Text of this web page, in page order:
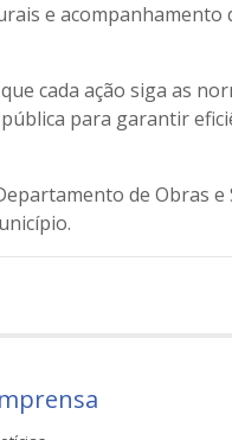
e
cada ação siga as
para garantir
de Obras